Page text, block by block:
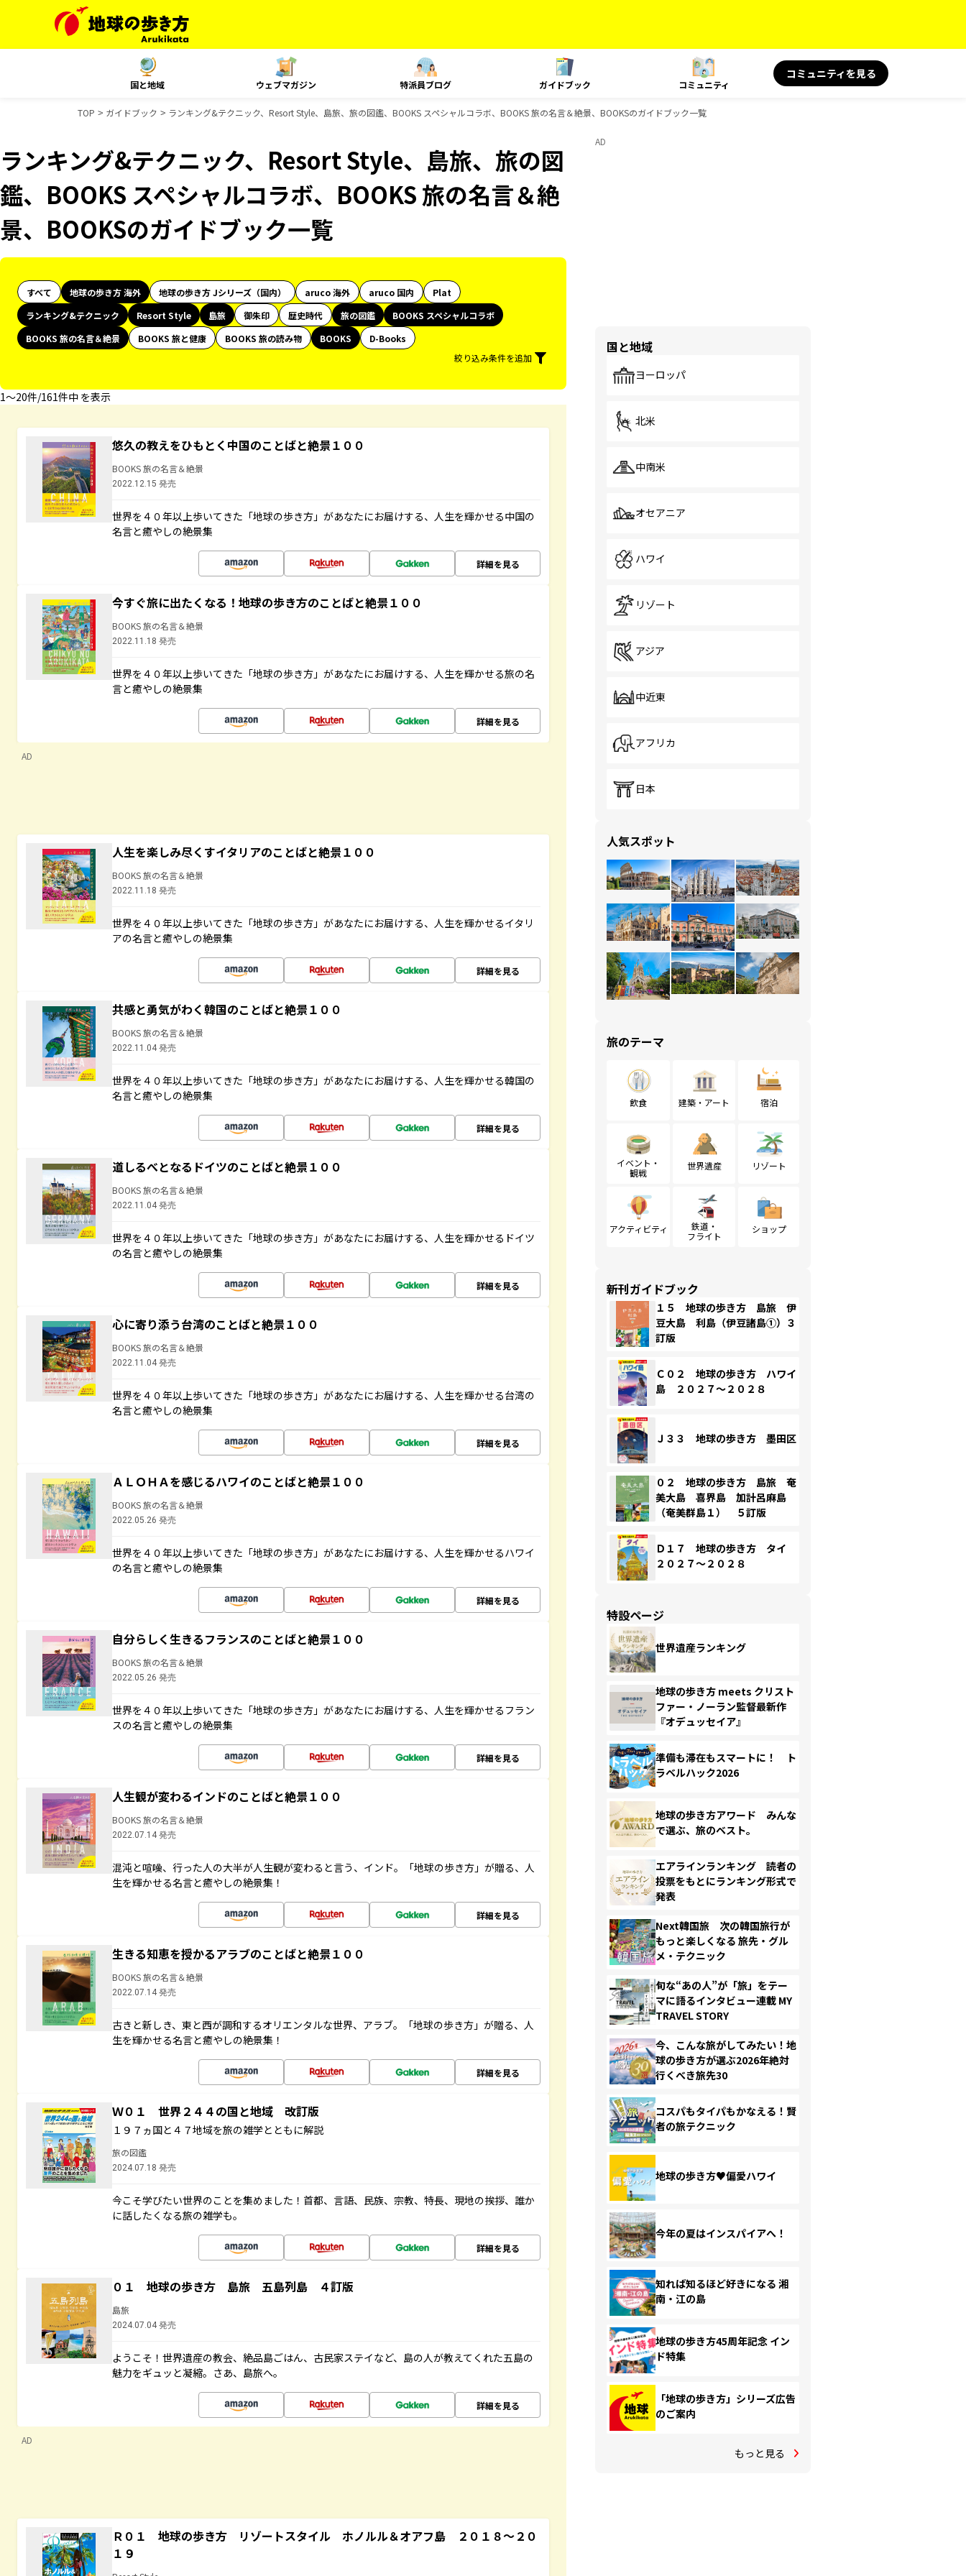
国と地域 ウェブマガジン 特派員ブログ ガイドブック コミュニティ
コミュニティを見る
TOP ガイドブック ランキング&テクニック、Resort Style、島旅、旅の図鑑、BOOKS スペシャルコラボ、BOOKS 旅の名言＆絶景、BOOKSのガイドブック一覧
ランキング&テクニック、Resort Style、島旅、旅の図
鑑、BOOKS スペシャルコラボ、BOOKS 旅の名言＆絶
景、BOOKSのガイドブック一覧
すべて 地球の歩き方 海外 地球の歩き方 Jシリーズ（国内） aruco 海外 aruco 国内
Plat
ランキング&テクニック
Resort Style 島旅 御朱印 歴史時代 旅の図鑑
BOOKS スペシャルコラボ
BOOKS 旅の名言＆絶景
BOOKS 旅と健康 BOOKS 旅の読み物 BOOKS
D-Books
絞り込み条件を追加
1〜20件/161件中 を表示
悠久の教えをひもとく中国のことばと絶景１００
BOOKS 旅の名言＆絶景
2022.12.15 発売
世界を４０年以上歩いてきた「地球の歩き方」があなたにお届けする、人生を輝かせる中国の
名言と癒やしの絶景集
詳細を見る
今すぐ旅に出たくなる！地球の歩き方のことばと絶景１００
BOOKS 旅の名言＆絶景
2022.11.18 発売
世界を４０年以上歩いてきた「地球の歩き方」があなたにお届けする、人生を輝かせる旅の名
言と癒やしの絶景集
詳細を見る
AD
人生を楽しみ尽くすイタリアのことばと絶景１００
BOOKS 旅の名言＆絶景
2022.11.18 発売
世界を４０年以上歩いてきた「地球の歩き方」があなたにお届けする、人生を輝かせるイタリ
アの名言と癒やしの絶景集
詳細を見る
共感と勇気がわく韓国のことばと絶景１００
BOOKS 旅の名言＆絶景
2022.11.04 発売
世界を４０年以上歩いてきた「地球の歩き方」があなたにお届けする、人生を輝かせる韓国の
名言と癒やしの絶景集
詳細を見る
道しるべとなるドイツのことばと絶景１００
BOOKS 旅の名言＆絶景
2022.11.04 発売
世界を４０年以上歩いてきた「地球の歩き方」があなたにお届けする、人生を輝かせるドイツ
の名言と癒やしの絶景集
詳細を見る
心に寄り添う台湾のことばと絶景１００
BOOKS 旅の名言＆絶景
2022.11.04 発売
世界を４０年以上歩いてきた「地球の歩き方」があなたにお届けする、人生を輝かせる台湾の
名言と癒やしの絶景集
詳細を見る
ＡＬＯＨＡを感じるハワイのことばと絶景１００
BOOKS 旅の名言＆絶景
2022.05.26 発売
世界を４０年以上歩いてきた「地球の歩き方」があなたにお届けする、人生を輝かせるハワイ
の名言と癒やしの絶景集
詳細を見る
自分らしく生きるフランスのことばと絶景１００
BOOKS 旅の名言＆絶景
2022.05.26 発売
世界を４０年以上歩いてきた「地球の歩き方」があなたにお届けする、人生を輝かせるフラン
スの名言と癒やしの絶景集
詳細を見る
人生観が変わるインドのことばと絶景１００
BOOKS 旅の名言＆絶景
2022.07.14 発売
混沌と喧噪、行った人の大半が人生観が変わると言う、インド。「地球の歩き方」が贈る、人
生を輝かせる名言と癒やしの絶景集！
詳細を見る
生きる知恵を授かるアラブのことばと絶景１００
BOOKS 旅の名言＆絶景
2022.07.14 発売
古きと新しき、東と西が調和するオリエンタルな世界、アラブ。「地球の歩き方」が贈る、人
生を輝かせる名言と癒やしの絶景集！
詳細を見る
Ｗ０１ 世界２４４の国と地域 改訂版
１９７ヵ国と４７地域を旅の雑学とともに解説
旅の図鑑
2024.07.18 発売
今こそ学びたい世界のことを集めました！首都、言語、民族、宗教、特長、現地の挨拶、誰か
に話したくなる旅の雑学も。
詳細を見る
０１ 地球の歩き方 島旅 五島列島 ４訂版
島旅
2024.07.04 発売
ようこそ！世界遺産の教会、絶品島ごはん、古民家ステイなど、島の人が教えてくれた五島の
魅力をギュッと凝縮。さあ、島旅へ。
詳細を見る
AD
Ｒ０１ 地球の歩き方 リゾートスタイル ホノルル＆オアフ島 ２０１８～２０
１９
AD
国と地域
ヨーロッパ
北米
中南米
オセアニア
ハワイ
リゾート
アジア
中近東
アフリカ
日本
人気スポット
旅のテーマ
飲食 建築・アート 宿泊
イベント・
観戦
世界遺産 リゾート
アクティビティ
鉄道・
フライト
ショップ
新刊ガイドブック
１５ 地球の歩き方 島旅 伊
豆大島 利島（伊豆諸島①）３
訂版
Ｃ０２ 地球の歩き方 ハワイ
島 ２０２７～２０２８
Ｊ３３ 地球の歩き方 墨田区
０２ 地球の歩き方 島旅 奄
美大島 喜界島 加計呂麻島
（奄美群島１） ５訂版
Ｄ１７ 地球の歩き方 タイ
２０２７～２０２８
特設ページ
世界遺産ランキング
地球の歩き方 meets クリスト
ファー・ノーラン監督最新作
『オデュッセイア』
準備も滞在もスマートに！ ト
ラベルハック2026
地球の歩き方アワード みんな
で選ぶ、旅のベスト。
エアラインランキング 読者の
投票をもとにランキング形式で
発表
Next韓国旅 次の韓国旅行が
もっと楽しくなる 旅先・グル
メ・テクニック
旬な“あの人”が「旅」をテー
マに語るインタビュー連載 MY
TRAVEL STORY
今、こんな旅がしてみたい！地
球の歩き方が選ぶ2026年絶対
行くべき旅先30
コスパもタイパもかなえる！賢
者の旅テクニック
地球の歩き方♥偏愛ハワイ
今年の夏はインスパイアへ！
知れば知るほど好きになる 湘
南・江の島
地球の歩き方45周年記念 イン
ド特集
「地球の歩き方」シリーズ広告
のご案内
もっと見る